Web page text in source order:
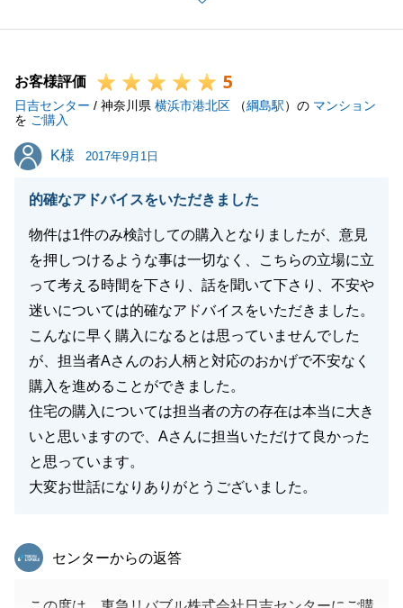
ご指摘いただきました建物に関しての詳細な質問や感
売却をお任せいただく際には、しっかりとこだわりの
部分や売主様の想いなどもお伝えできるようして参り
ます。
また何かご相談等、お力になれることがございました
皆様のご健康とご多幸をお祈り申し上げます。
閉じる
お客様評価 5
日吉センター / 神奈川県 横浜市港北区 （綱島駅）の マンション
を ご購入
K様
K様 2017年9月1日
的確なアドバイスをいただきました
物件は1件のみ検討しての購入となりましたが、意見
を押しつけるような事は一切なく、こちらの立場に立
って考える時間を下さり、話を聞いて下さり、不安や
迷いについては的確なアドバイスをいただきました。
こんなに早く購入になるとは思っていませんでした
が、担当者Aさんのお人柄と対応のおかげで不安なく
購入を進めることができました。
住宅の購入については担当者の方の存在は本当に大き
いと思いますので、Aさんに担当いただけて良かった
と思っています。
大変お世話になりありがとうございました。
東急リバブル
センターからの返答